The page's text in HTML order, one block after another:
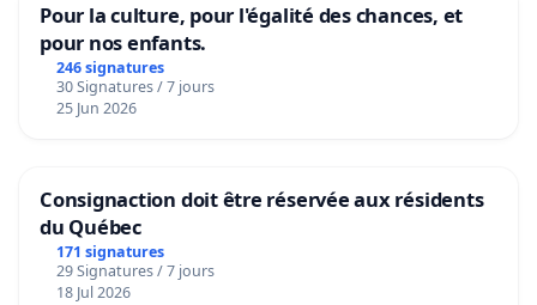
Pour la culture, pour l'égalité des chances, et
pour nos enfants.
246 signatures
30 Signatures / 7 jours
25 Jun 2026
Consignaction doit être réservée aux résidents
du Québec
171 signatures
29 Signatures / 7 jours
18 Jul 2026